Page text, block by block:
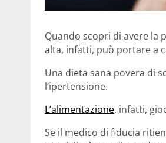
Quando scopri di avere la
alta, infatti, può portare a
Una dieta sana povera di
l’ipertensione.
L’alimentazione, infatti,
Se il medico di fiducia